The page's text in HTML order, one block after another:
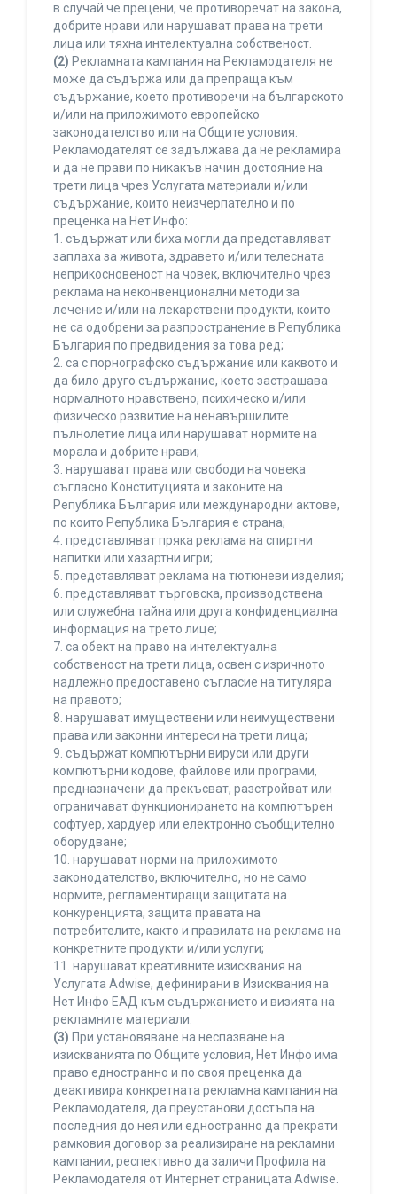
в случай че прецени, че противоречат на закона,
добрите нрави или нарушават права на трети
лица или тяхна интелектуална собственост.
(2) Рекламната кампания на Рекламодателя не
може да съдържа или да препраща към
съдържание, което противоречи на българското
и/или на приложимото европейско
законодателство или на Общите условия.
Рекламодателят се задължава да не рекламира
и да не прави по никакъв начин достояние на
трети лица чрез Услугата материали и/или
съдържание, които неизчерпателно и по
преценка на Нет Инфо:
1. съдържат или биха могли да представляват
заплаха за живота, здравето и/или телесната
неприкосновеност на човек, включително чрез
реклама на неконвенционални методи за
лечение и/или на лекарствени продукти, които
не са одобрени за разпространение в Република
България по предвидения за това ред;
2. са с порнографско съдържание или каквото и
да било друго съдържание, което застрашава
нормалното нравствено, психическо и/или
физическо развитие на ненавършилите
пълнолетие лица или нарушават нормите на
морала и добрите нрави;
3. нарушават права или свободи на човека
съгласно Конституцията и законите на
Република България или международни актове,
по които Република България е страна;
4. представляват пряка реклама на спиртни
напитки или хазартни игри;
5. представляват реклама на тютюневи изделия;
6. представляват търговска, производствена
или служебна тайна или друга конфиденциална
информация на трето лице;
7. са обект на право на интелектуална
собственост на трети лица, освен с изричното
надлежно предоставено съгласие на титуляра
на правото;
8. нарушават имуществени или неимуществени
права или законни интереси на трети лица;
9. съдържат компютърни вируси или други
компютърни кодове, файлове или програми,
предназначени да прекъсват, разстройват или
ограничават функционирането на компютърен
софтуер, хардуер или електронно съобщително
оборудване;
10. нарушават норми на приложимото
законодателство, включително, но не само
нормите, регламентиращи защитата на
конкуренцията, защита правата на
потребителите, както и правилата на реклама на
конкретните продукти и/или услуги;
11. нарушават креативните изисквания на
Услугата Adwise, дефинирани в Изисквания на
Нет Инфо ЕАД към съдържанието и визията на
рекламните материали.
(3) При установяване на неспазване на
изискванията по Общите условия, Нет Инфо има
право едностранно и по своя преценка да
деактивира конкретната рекламна кампания на
Рекламодателя, да преустанови достъпа на
последния до нея или едностранно да прекрати
рамковия договор за реализиране на рекламни
кампании, респективно да заличи Профила на
Рекламодателя от Интернет страницата Adwise.